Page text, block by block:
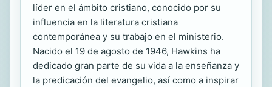
líder en el ámbito cristiano, conocido por su
influencia en la literatura cristiana
contemporánea y su trabajo en el ministerio.
Nacido el 19 de agosto de 1946, Hawkins ha
dedicado gran parte de su vida a la enseñanza y
la predicación del evangelio, así como a inspirar